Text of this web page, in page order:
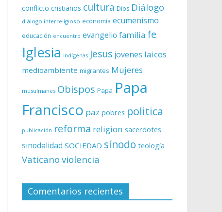
conflicto cristianos cultura Dios Diálogo
diálogo interreligioso economía ecumenismo
educación encuentro evangelio familia fe
Iglesia indígenas Jesus jovenes laicos
medioambiente migrantes Mujeres
musulmanes Obispos Papa Papa
Francisco paz pobres politica
publicación reforma religion sacerdotes
sinodalidad SOCIEDAD sínodo teología
Vaticano violencia
Comentarios recientes